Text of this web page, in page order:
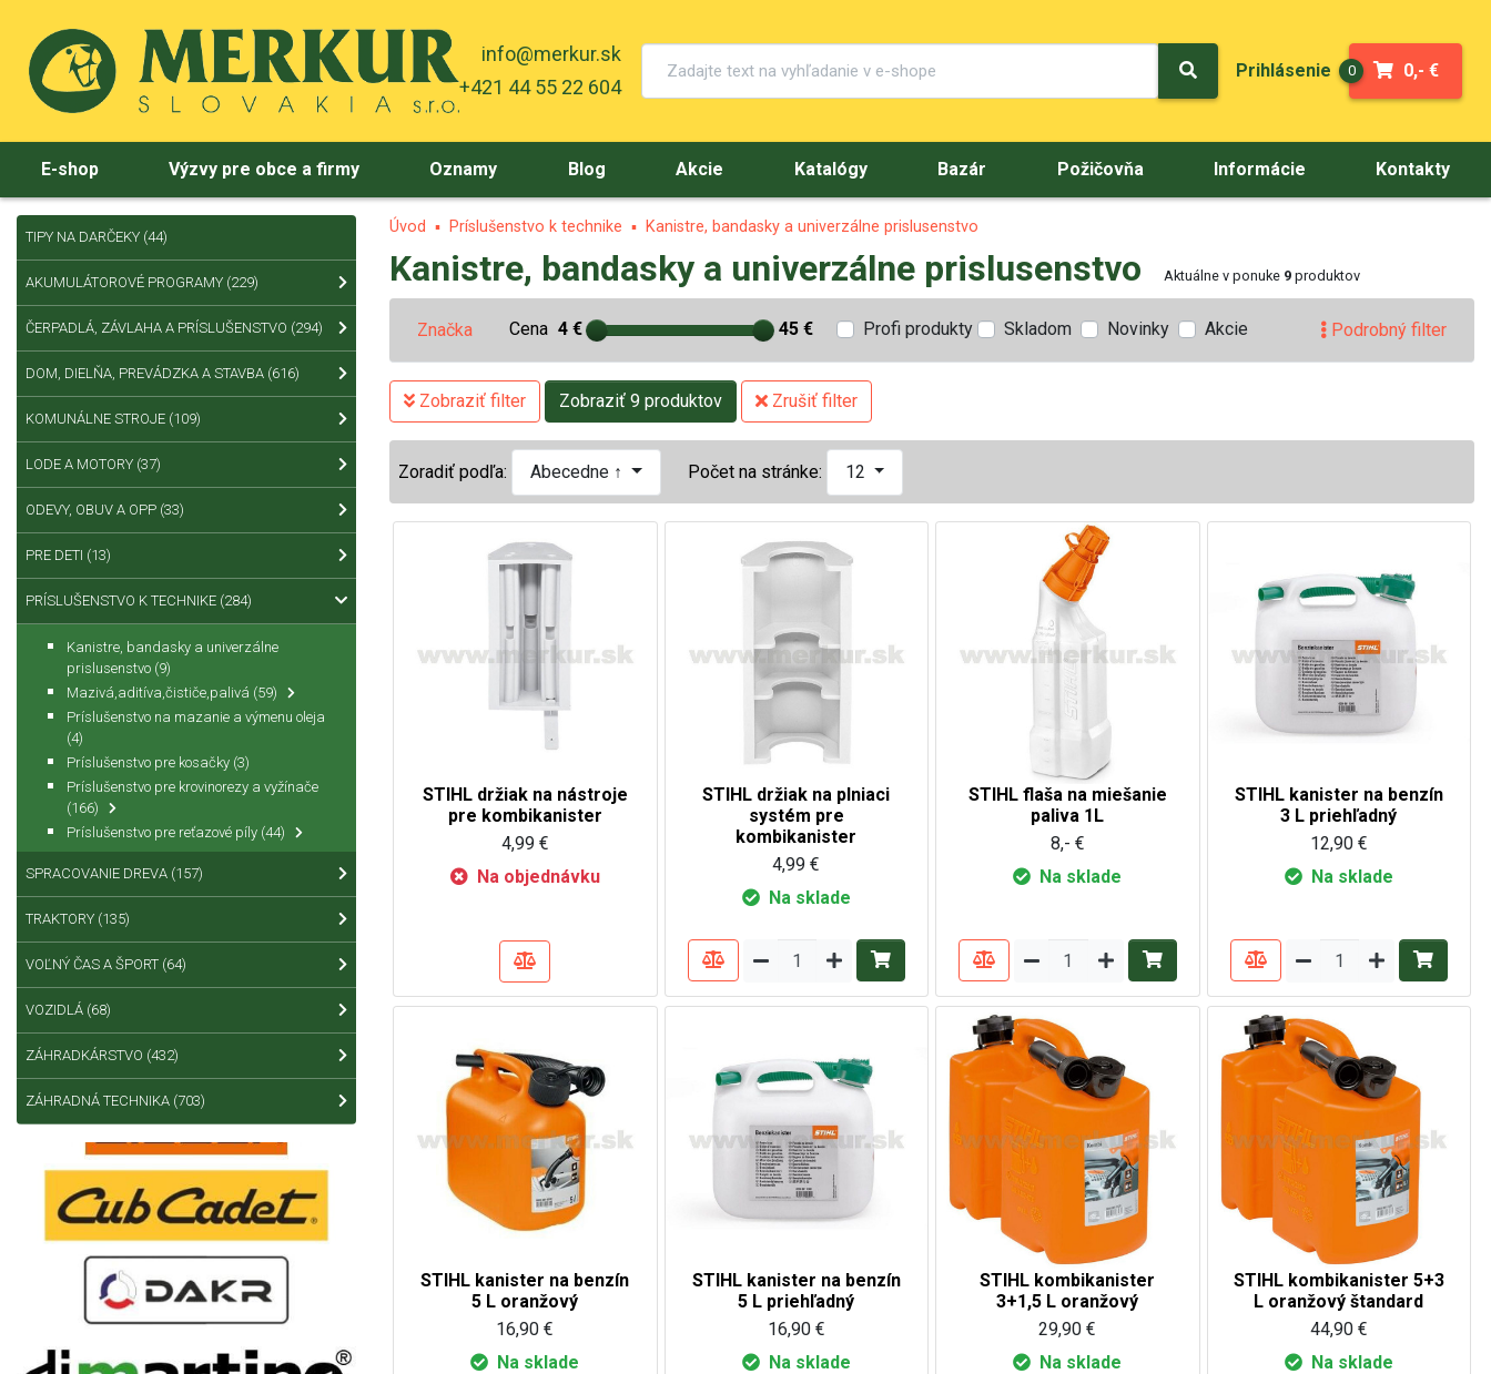
info@merkur.sk
+421 44 55 22 604
Prihlásenie 0 0,- €
E-shop Výzvy pre obce a firmy Oznamy Blog Akcie Katalógy Bazár Požičovňa Informácie Kontakty
Úvod Príslušenstvo k technike Kanistre, bandasky a univerzálne prislusenstvo
Kanistre, bandasky a univerzálne prislusenstvo Aktuálne v ponuke 9 produktov
Značka Cena 4 € 45 € Profi produkty Skladom Novinky Akcie Podrobný filter
Zobraziť filter Zobraziť 9 produktov Zrušiť filter
Zoradiť podľa: Abecedne ↑ Počet na stránke: 12
STIHL držiak na nástroje
pre kombikanister
4,99 €
Na objednávku
STIHL držiak na plniaci
systém pre
kombikanister
4,99 €
Na sklade
STIHL flaša na miešanie
paliva 1L
8,- €
Na sklade
STIHL kanister na benzín
3 L priehľadný
12,90 €
Na sklade
STIHL kanister na benzín
5 L oranžový
16,90 €
Na sklade
STIHL kanister na benzín
5 L priehľadný
16,90 €
Na sklade
STIHL kombikanister
3+1,5 L oranžový
29,90 €
Na sklade
STIHL kombikanister 5+3
L oranžový štandard
44,90 €
Na sklade
TIPY NA DARČEKY (44)
AKUMULÁTOROVÉ PROGRAMY (229)
ČERPADLÁ, ZÁVLAHA A PRÍSLUŠENSTVO (294)
DOM, DIELŇA, PREVÁDZKA A STAVBA (616)
KOMUNÁLNE STROJE (109)
LODE A MOTORY (37)
ODEVY, OBUV A OPP (33)
PRE DETI (13)
PRÍSLUŠENSTVO K TECHNIKE (284)
Kanistre, bandasky a univerzálne
prislusenstvo (9)
Mazivá,aditíva,čističe,palivá (59)
Príslušenstvo na mazanie a výmenu oleja
(4)
Príslušenstvo pre kosačky (3)
Príslušenstvo pre krovinorezy a vyžínače
(166)
Príslušenstvo pre reťazové píly (44)
SPRACOVANIE DREVA (157)
TRAKTORY (135)
VOĽNÝ ČAS A ŠPORT (64)
VOZIDLÁ (68)
ZÁHRADKÁRSTVO (432)
ZÁHRADNÁ TECHNIKA (703)